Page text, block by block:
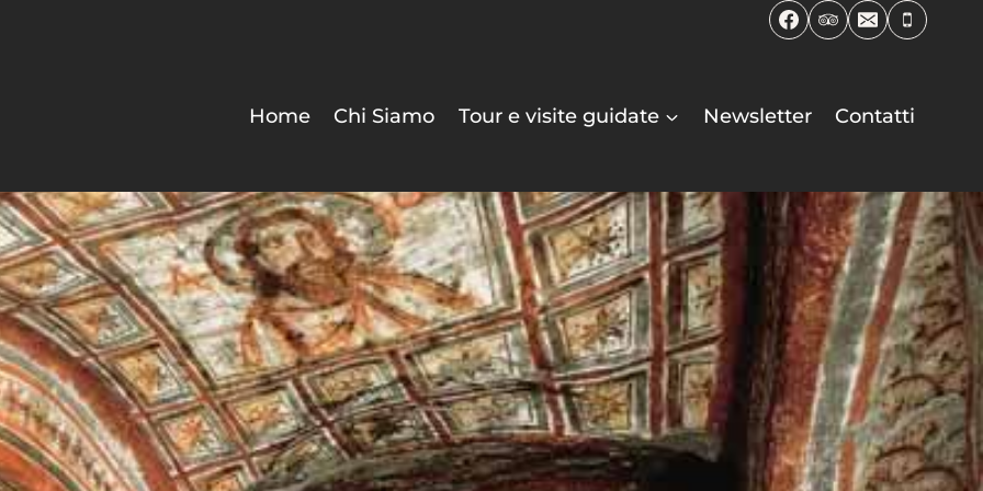
Home
Chi Siamo Tour e visite guidate Newsletter Contatti